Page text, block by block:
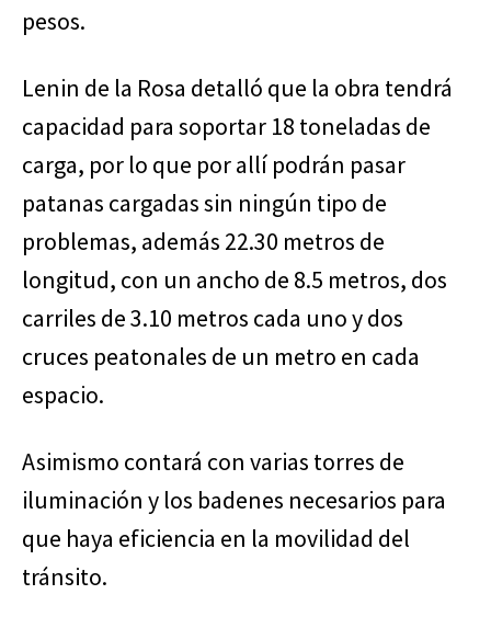
pesos.
Lenin de la Rosa detalló que la obra tendrá
capacidad para soportar 18 toneladas de
carga, por lo que por allí podrán pasar
patanas cargadas sin ningún tipo de
problemas, además 22.30 metros de
longitud, con un ancho de 8.5 metros, dos
carriles de 3.10 metros cada uno y dos
cruces peatonales de un metro en cada
espacio.
Asimismo contará con varias torres de
iluminación y los badenes necesarios para
que haya eficiencia en la movilidad del
tránsito.